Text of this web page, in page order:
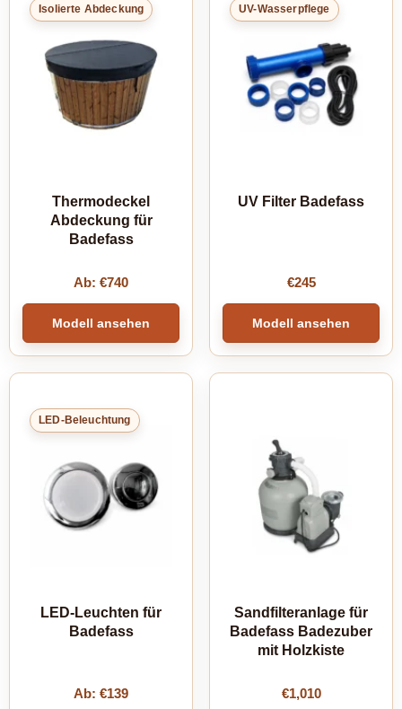
Isolierte Abdeckung
Thermodeckel
Abdeckung für
Badefass
Ab: €740
Modell ansehen
UV-Wasserpflege
UV Filter Badefass
€245
Modell ansehen
LED-Beleuchtung
LED-Leuchten für
Badefass
Ab: €139
Sandfilteranlage für
Badefass Badezuber
mit Holzkiste
€1,010